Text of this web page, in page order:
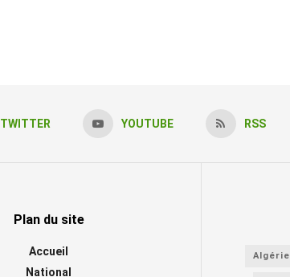
TWITTER YOUTUBE RSS
Plan du site
Accueil
National
Algérie